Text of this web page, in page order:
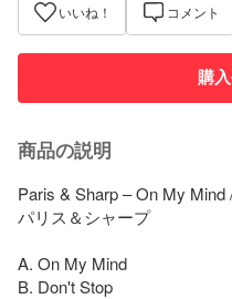
いいね！ コメント
購
商品の説明
Paris & Sharp – On My Mind
パリス＆シャープ
A. On My Mind
B. Don't Stop